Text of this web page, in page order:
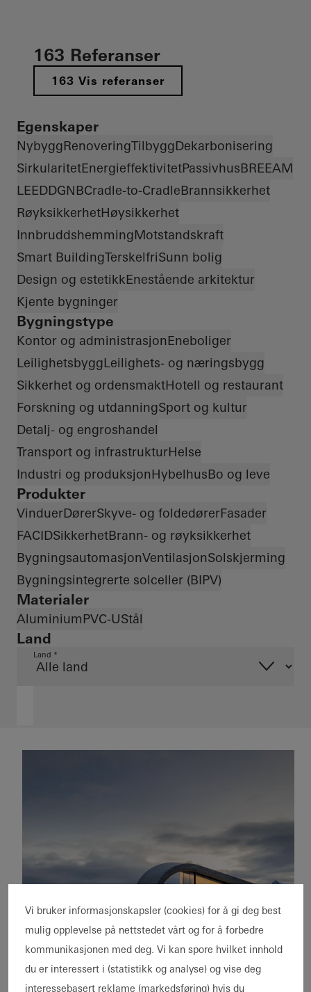
163 Referanser
163 Vis referanser
Egenskaper
NybyggRenoveringTilbyggDekarbonisering
SirkularitetEnergieffektivitetPassivhusBREEAM
LEEDDGNBCradle-to-CradleBrannsikkerhet
RøyksikkerhetHøysikkerhet
InnbruddshemmingMotstandskraft
Smart BuildingTerskelfriSunn bolig
Design og estetikkEnestående arkitektur
Kjente bygninger
Bygningstype
Kontor og administrasjonEneboliger
LeilighetsbyggLeilighets- og næringsbygg
Sikkerhet og ordensmaktHotell og restaurant
Forskning og utdanningSport og kultur
Detalj- og engroshandel
Transport og infrastrukturHelse
Industri og produksjonHybelhusBo og leve
Produkter
VinduerDørerSkyve- og foldedørerFasader
FACIDSikkerhetBrann- og røyksikkerhet
BygningsautomasjonVentilasjonSolskjerming
Bygningsintegrerte solceller (BIPV)
Materialer
AluminiumPVC-UStål
Land
Land *
Nybygg
Skyve- og
foldedører
Private
Home
Transport og infrastruktur
Nybygg
Kjente bygninger
Fasader
Vi bruker informasjonskapsler (cookies) for å gi deg best
mulig opplevelse på nettstedet vårt og for å forbedre
kommunikasjonen med deg. Vi kan spore hvilket innhold
du er interessert i (statistikk og analyse) og vise deg
interessebasert reklame (markedsføring) hvis du